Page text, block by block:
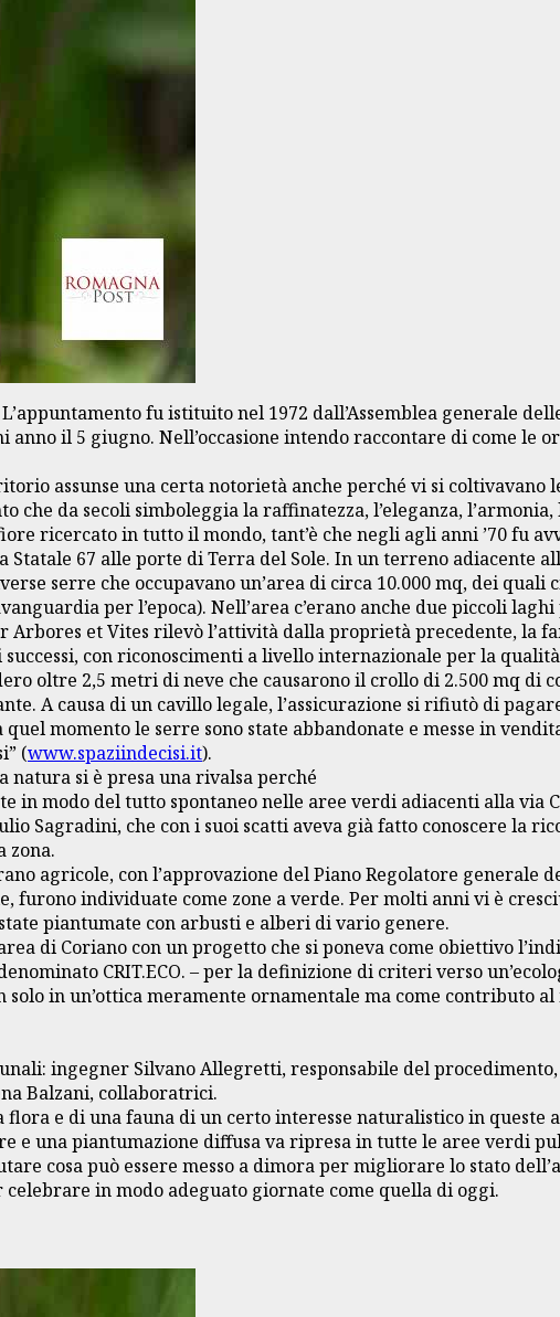
fu istituito nel 1972 dall’Assemblea generale
il 5 giugno. Nell’occasione intendo raccontare di come le
assunse una certa notorietà anche perché vi si coltivavano
che da secoli simboleggia la raffinatezza, l’eleganza,
ricercato in tutto il mondo, tant’è che negli agli anni ’70 fu
Statale 67 alle porte di Terra del Sole. In un terreno adiacente
serre che occupavano un’area di circa 10.000 mq, dei
per l’epoca). Nell’area c’erano anche due piccoli
Arbores et Vites rilevò l’attività dalla proprietà precedente, la
con riconoscimenti a livello internazionale per la
oltre 2,5 metri di neve che causarono il crollo di 2.500 mq
A causa di un cavillo legale, l’assicurazione si rifiutò di
momento le serre sono state abbandonate e messe in
(www.spaziindecisi.it).
natura si è presa una rivalsa perché
in modo del tutto spontaneo nelle aree verdi adiacenti alla
Sagradini, che con i suoi scatti aveva già fatto conoscere la
zona.
agricole, con l’approvazione del Piano Regolatore generale
furono individuate come zone a verde. Per molti anni vi è
piantumate con arbusti e alberi di vario genere.
di Coriano con un progetto che si poneva come obiettivo
CRIT.ECO. – per la definizione di criteri verso
solo in un’ottica meramente ornamentale ma come
ingegner Silvano Allegretti, responsabile del
Balzani, collaboratrici.
e di una fauna di un certo interesse naturalistico in queste
e una piantumazione diffusa va ripresa in tutte le aree verdi
cosa può essere messo a dimora per migliorare lo stato
in modo adeguato giornate come quella di oggi.